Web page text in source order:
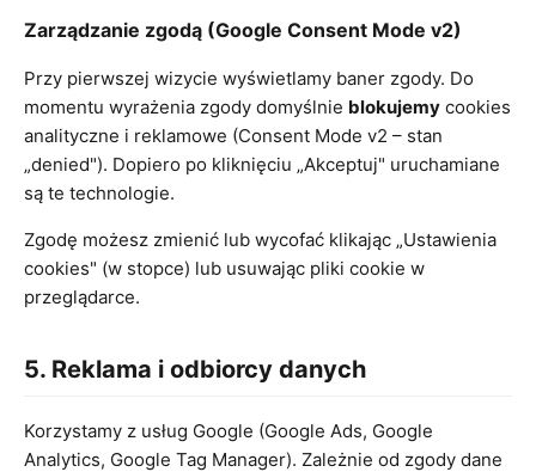
Zarządzanie zgodą (Google Consent Mode v2)
Przy pierwszej wizycie wyświetlamy baner zgody. Do
momentu wyrażenia zgody domyślnie blokujemy cookies
analityczne i reklamowe (Consent Mode v2 – stan
„denied"). Dopiero po kliknięciu „Akceptuj" uruchamiane
są te technologie.
Zgodę możesz zmienić lub wycofać klikając „Ustawienia
cookies" (w stopce) lub usuwając pliki cookie w
przeglądarce.
5. Reklama i odbiorcy danych
Korzystamy z usług Google (Google Ads, Google
Analytics, Google Tag Manager). Zależnie od zgody dane